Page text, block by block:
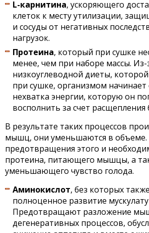
L-карнитина, ускоряющего
клеток к месту утилизации,
и сосуды от негативных
нагрузок.
Протеина, который при сушке
менее, чем при наборе массы. Из-
низкоуглеводной диеты,
при сушке, организмом
нехватка энергии, которую он
восполнить за счет расщепления
В результате таких процессов
мышц, они уменьшаются в объеме.
предотвращения этого и
протеина, питающего мышцы, а
уменьшающего чувство голода.
Аминокислот, без которых
полноценное развитие
Предотвращают разложение
дегенеративных процессов,